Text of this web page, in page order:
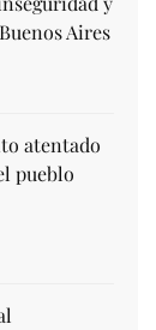
Aires
atentado
pueblo